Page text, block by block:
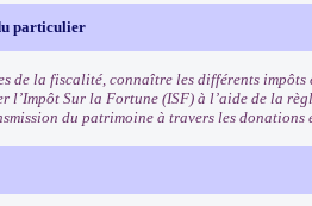
particulier
de la fiscalité, connaître les différents
l’Impôt Sur la Fortune (ISF) à l’aide de la
du patrimoine à travers les donations